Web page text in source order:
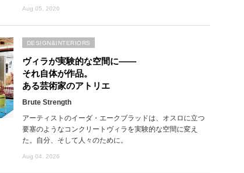
Aug 05, 2026
ヴィラが実験的な空間に――
それ自体が作品。
ある芸術家のアトリエ
Brute Strength
アーティストのイーダ・エークブラッドは、オスロに立つ
要塞のようなコンクリートヴィラを実験的な空間に変え
た。自分、そして人々のために。
Aug 04, 2026
DESIGN&INTERIORS